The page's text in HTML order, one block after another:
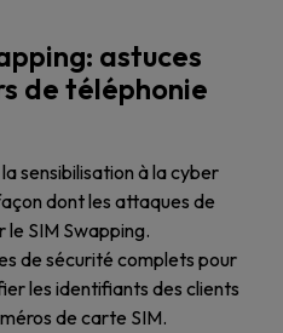
astuces
de téléphonie
sensibilisation à la cyber
dont les attaques de
le SIM Swapping.
de sécurité complets pour
les identifiants des clients
de carte SIM.